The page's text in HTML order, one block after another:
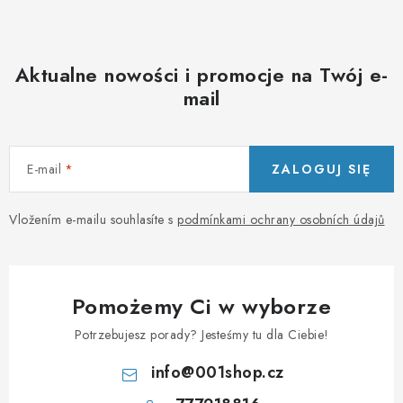
Aktualne nowości i promocje na Twój e-
mail
E-mail
Vložením e-mailu souhlasíte s podmínkami ochrany osobních údajů
ZALOGUJ SIĘ
Pomożemy Ci w wyborze
Potrzebujesz porady? Jesteśmy tu dla Ciebie!
info@001shop.cz